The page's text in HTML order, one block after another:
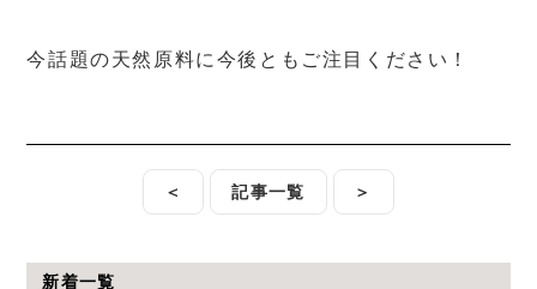
今話題の天然原料に今後ともご注目ください！
＜ 記事一覧 ＞
新着一覧